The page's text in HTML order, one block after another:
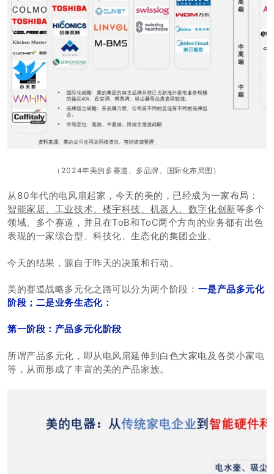
（2024年美的多赛道、多品牌、国际化布局图）
从80年代的电风扇起家， 今天的美的，已经成为一家布局：
智能家居、工业技术、楼宇科技、机器人、数字化创新等多个
领域、多个赛道，并且在ToB和ToC两个方向的业务都有出色
表现的一家综合型、科技化、生态化的集团企业。
今天的结果，源自于昨天的决策和行动。
美的赛道战略多元化之路可以分为两个阶段： 一是产品多元化
阶段；二是业务生态化：
第一阶段：产品多元化阶段
所谓产品多元化，即从电风扇延伸到白色大家电及各类小家电
等，从而形成了丰富的美的产品家族。